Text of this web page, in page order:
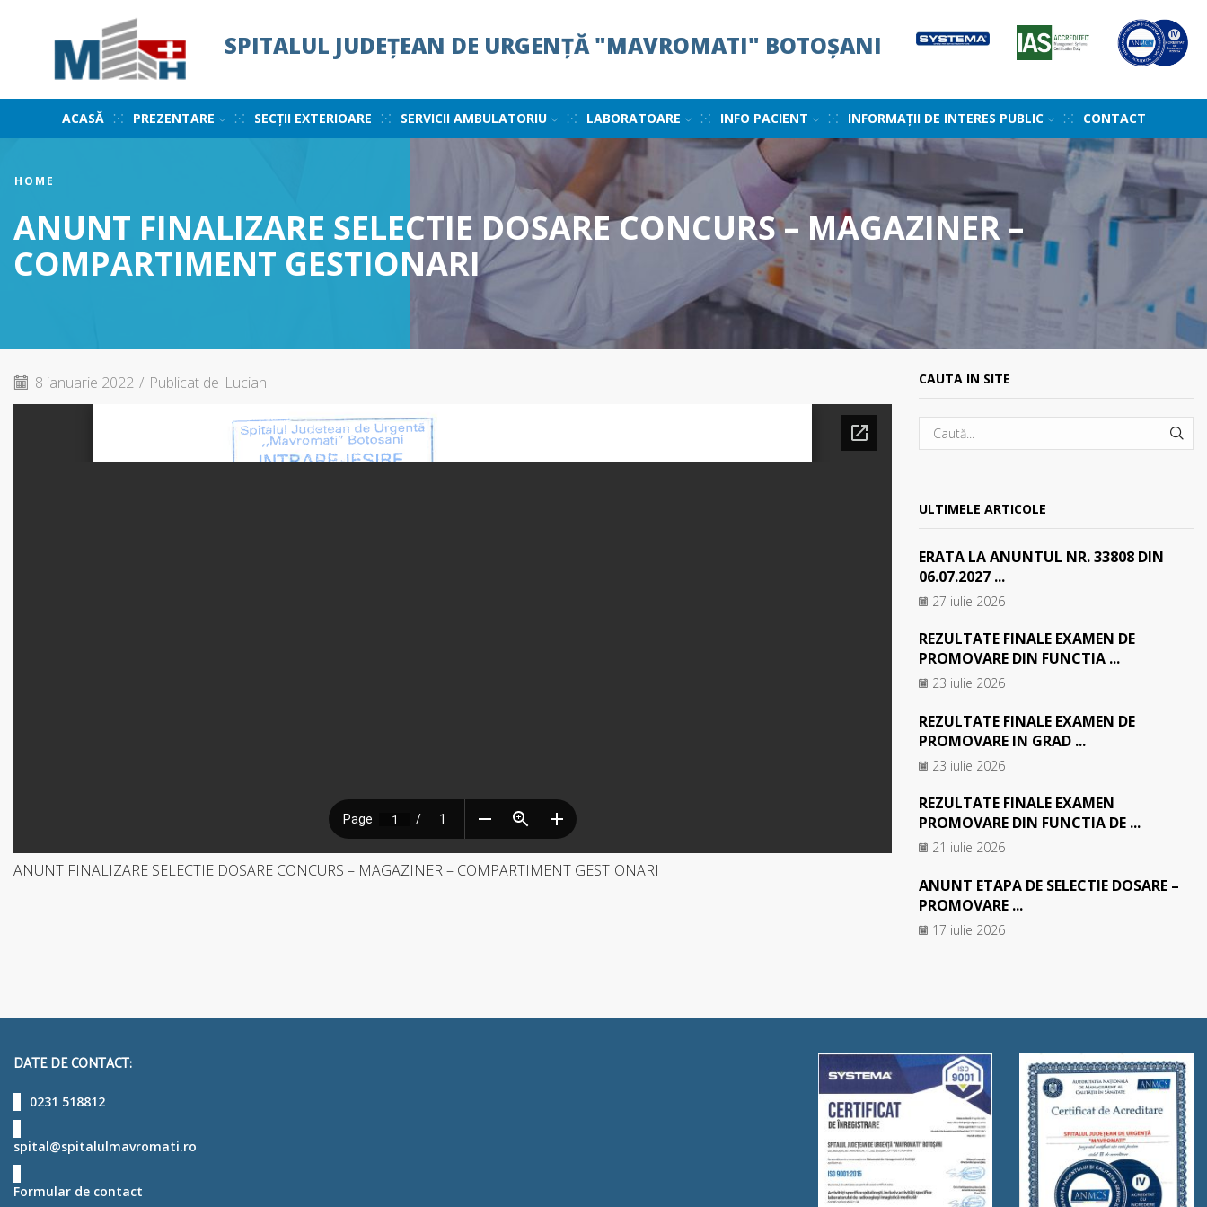
SPITALUL JUDEȚEAN DE URGENȚĂ "MAVROMATI" BOTOȘANI
ACASĂ PREZENTARE SECȚII EXTERIOARE SERVICII AMBULATORIU LABORATOARE INFO PACIENT INFORMAȚII DE INTERES PUBLIC CONTACT
HOME
ANUNT FINALIZARE SELECTIE DOSARE CONCURS – MAGAZINER –
COMPARTIMENT GESTIONARI
8 ianuarie 2022 / Publicat de Lucian
ANUNT FINALIZARE SELECTIE DOSARE CONCURS – MAGAZINER – COMPARTIMENT GESTIONARI
CAUTA IN SITE
ULTIMELE ARTICOLE
ERATA LA ANUNTUL NR. 33808 DIN
06.07.2027 ...
27 iulie 2026
REZULTATE FINALE EXAMEN DE
PROMOVARE DIN FUNCTIA ...
23 iulie 2026
REZULTATE FINALE EXAMEN DE
PROMOVARE IN GRAD ...
23 iulie 2026
REZULTATE FINALE EXAMEN
PROMOVARE DIN FUNCTIA DE ...
21 iulie 2026
ANUNT ETAPA DE SELECTIE DOSARE –
PROMOVARE ...
17 iulie 2026
DATE DE CONTACT:
0231 518812
spital@spitalulmavromati.ro
Formular de contact